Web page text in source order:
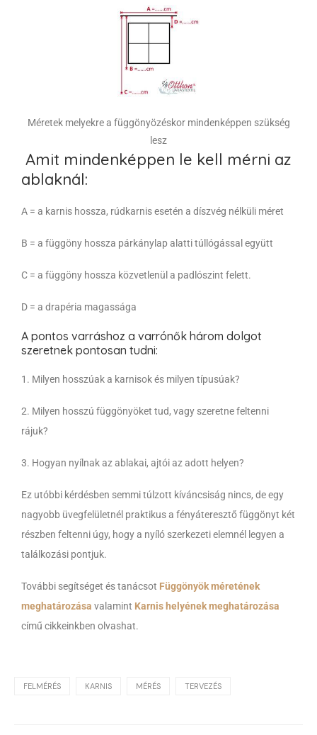
Méretek melyekre a függönyözéskor mindenképpen szükség
lesz
Amit mindenképpen le kell mérni az
ablaknál:
A = a karnis hossza, rúdkarnis esetén a díszvég nélküli méret
B = a függöny hossza párkánylap alatti túllógással együtt
C = a függöny hossza közvetlenül a padlószint felett.
D = a drapéria magassága
A pontos varráshoz a varrónők három dolgot
szeretnek pontosan tudni:
1. Milyen hosszúak a karnisok és milyen típusúak?
2. Milyen hosszú függönyöket tud, vagy szeretne feltenni
rájuk?
3. Hogyan nyílnak az ablakai, ajtói az adott helyen?
Ez utóbbi kérdésben semmi túlzott kíváncsiság nincs, de egy
nagyobb üvegfelületnél praktikus a fényáteresztő függönyt két
részben feltenni úgy, hogy a nyíló szerkezeti elemnél legyen a
találkozási pontjuk.
További segítséget és tanácsot Függönyök méretének
meghatározása valamint Karnis helyének meghatározása
című cikkeinkben olvashat.
FELMÉRÉS KARNIS MÉRÉS TERVEZÉS